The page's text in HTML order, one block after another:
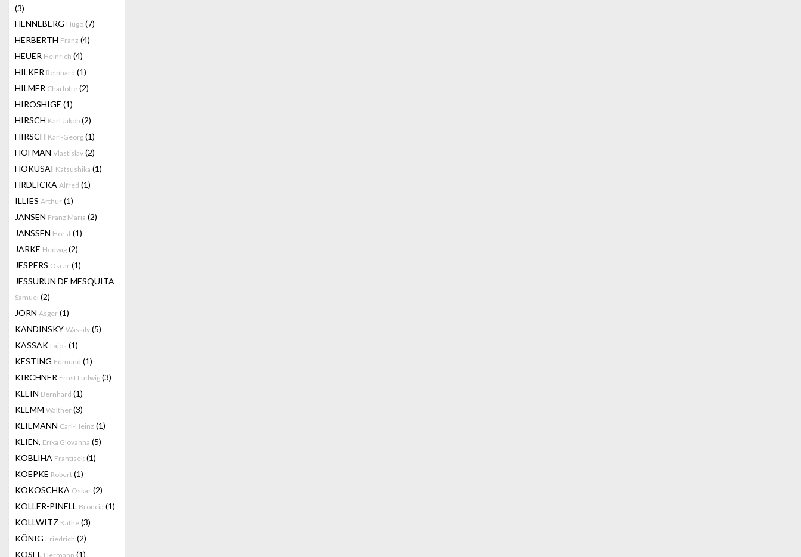
(3)
HENNEBERG Hugo (7)
HERBERTH Franz (4)
HEUER Heinrich (4)
HILKER Reinhard (1)
HILMER Charlotte (2)
HIROSHIGE (1)
HIRSCH Karl Jakob (2)
HIRSCH Karl-Georg (1)
HOFMAN Vlastislav (2)
HOKUSAI Katsushika (1)
HRDLICKA Alfred (1)
ILLIES Arthur (1)
JANSEN Franz Maria (2)
JANSSEN Horst (1)
JARKE Hedwig (2)
JESPERS Oscar (1)
JESSURUN DE MESQUITA
Samuel (2)
JORN Asger (1)
KANDINSKY Wassily (5)
KASSAK Lajos (1)
KESTING Edmund (1)
KIRCHNER Ernst Ludwig (3)
KLEIN Bernhard (1)
KLEMM Walther (3)
KLIEMANN Carl-Heinz (1)
KLIEN, Erika Giovanna (5)
KOBLIHA Frantisek (1)
KOEPKE Robert (1)
KOKOSCHKA Oskar (2)
KOLLER-PINELL Broncia (1)
KOLLWITZ Käthe (3)
KÖNIG Friedrich (2)
KOSEL Hermann (1)